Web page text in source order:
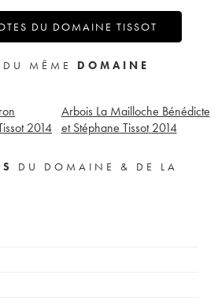
DU DOMAINE TISSOT
MÊME DOMAINE
2014
Arbois La Mailloche Bénédicte
et Stéphane Tissot 2014
DU DOMAINE & DE LA